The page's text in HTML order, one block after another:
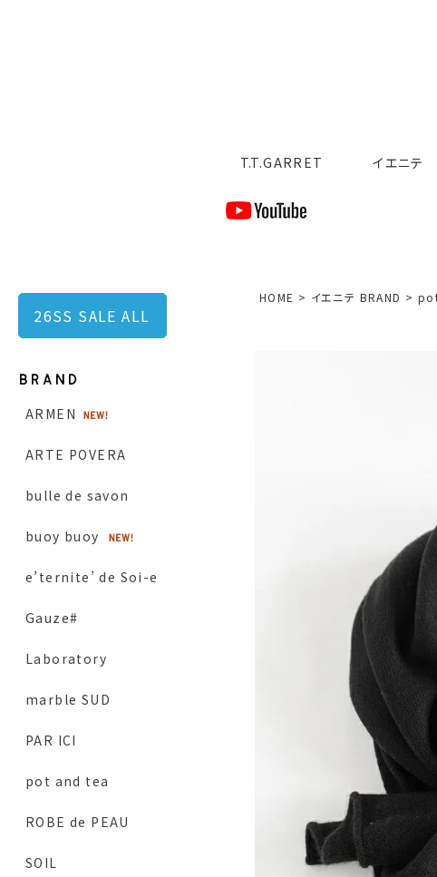
T.T.GARRET イエニテ
26SS SALE ALL
ARMEN
ARTE POVERA
bulle de savon
buoy buoy
e’ternite’ de Soi-e
Gauze#
Laboratory
marble SUD
PAR ICI
pot and tea
ROBE de PEAU
SOIL
HOME イエニテ BRAND